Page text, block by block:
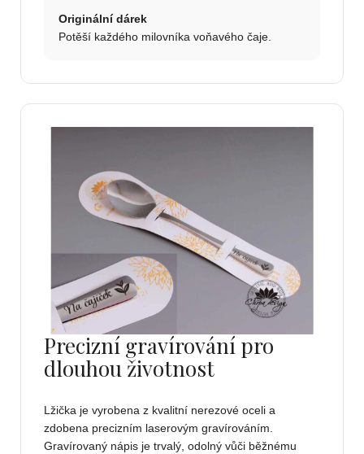
Originální dárek
Potěší každého milovníka voňavého čaje.
Precizní gravírování pro
dlouhou životnost
Lžička je vyrobena z kvalitní nerezové oceli a
zdobena precizním laserovým gravírováním.
Gravírovaný nápis je trvalý, odolný vůči běžnému